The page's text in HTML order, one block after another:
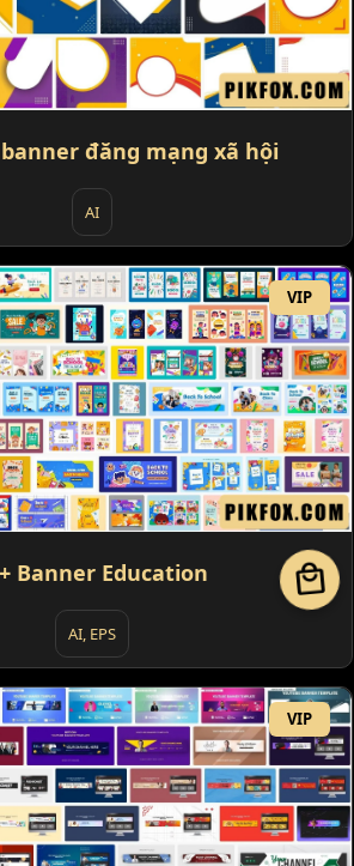
đăng mạng xã hội
AI
VIP
Banner Education
AI, EPS
VIP
local_mall